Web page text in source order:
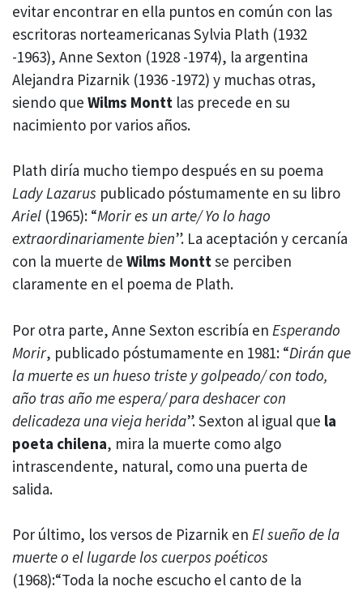
evitar encontrar en ella puntos en común con las
escritoras norteamericanas Sylvia Plath (1932
-1963), Anne Sexton (1928 -1974), la argentina
Alejandra Pizarnik (1936 -1972) y muchas otras,
siendo que Wilms Montt las precede en su
nacimiento por varios años.
Plath diría mucho tiempo después en su poema
Lady Lazarus publicado póstumamente en su libro
Ariel (1965): “Morir es un arte/ Yo lo hago
extraordinariamente bien”. La aceptación y cercanía
con la muerte de Wilms Monttse perciben
claramente en el poema de Plath.
Por otra parte, Anne Sexton escribía en Esperando
Morir, publicado póstumamente en 1981: “Dirán que
la muerte es un hueso triste y golpeado/ con todo,
año tras año me espera/ para deshacer con
delicadeza una vieja herida”. Sexton al igual que la
poeta chilena, mira la muerte como algo
intrascendente, natural, como una puerta de
salida.
Por último, los versos de Pizarnik en El sueño de la
muerte o el lugarde los cuerpos poéticos
(1968):“Toda la noche escucho el canto de la